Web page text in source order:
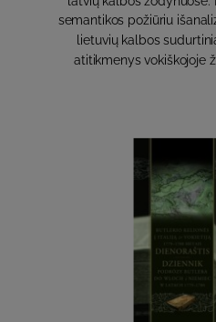
semantikos požiūriu
lietuvių kalbos
atitikmenys vokiškojoje